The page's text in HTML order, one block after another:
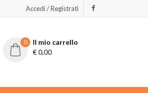
Accedi / Registrati
0
Il mio carrello
€0,00